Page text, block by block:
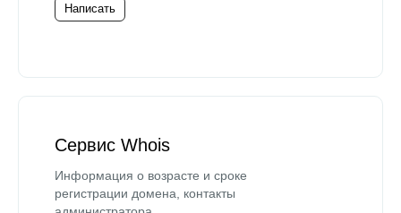
Написать
Сервис Whois
Информация о возрасте и сроке
регистрации домена, контакты